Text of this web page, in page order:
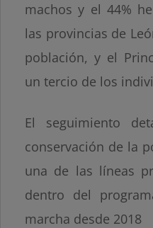
machos y el 44%
las provincias de
población, y el
un tercio de los
El seguimiento
conservación de la
una de las líneas
dentro del
marcha desde 2018